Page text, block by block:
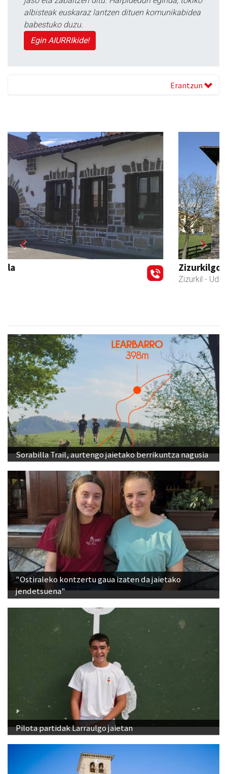
albisteak euskaraz lantzen dituen komunikabidea
babestuko duzu.
Egin AIURRIkide!
Erantzun
Zizurkilgo Udala
Previous Next
Sorabilla Trail, aurtengo jaietako berrikuntza nagusia
"Ostiraleko kontzertu gaua izaten da jaietako
jendetsuena"
Pilota partidak Larraulgo jaietan